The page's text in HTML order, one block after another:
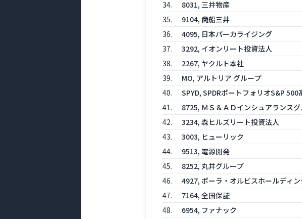
34.
8031, 三井物産
35.
9104, 商船三井
36.
4095, 日本パーカライジング
37.
3292, イオンリート投資法人
38.
2267, ヤクルト本社
39.
MO, アルトリア グループ
40.
SPYD, SPDRポートフォリオS&P 500
41.
8725, ＭＳ＆ＡＤインシュアランス
42.
3234, 森ヒルズリート投資法人
43.
3003, ヒューリック
44.
9513, 電源開発
45.
8252, 丸井グループ
46.
4927, ポーラ・オルビスホールディン
47.
7164, 全国保証
48.
6954, ファナック